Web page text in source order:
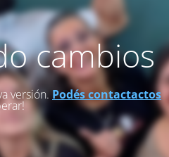
cambios
versión. Podés contactactos